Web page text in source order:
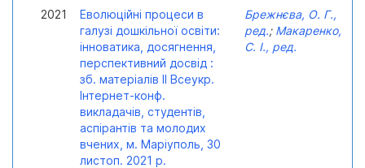
2021
Еволюційні процеси в
галузі дошкільної освіти:
інноватика, досягнення,
перспективний досвід :
зб. матеріалів ІІ Всеукр.
Інтернет-конф.
викладачів, студентів,
аспірантів та молодих
вчених, м. Маріуполь, 30
листоп. 2021 р.
Брежнєва, О. Г.,
ред.; Макаренко,
С. І., ред.